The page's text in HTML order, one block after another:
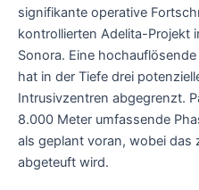
signifikante operative
kontrollierten Adelita-Projekt
Sonora. Eine
hat in der Tiefe drei
Intrusivzentren abgegrenzt.
8.000 Meter umfassende
als geplant voran, wobei das
abgeteuft wird.